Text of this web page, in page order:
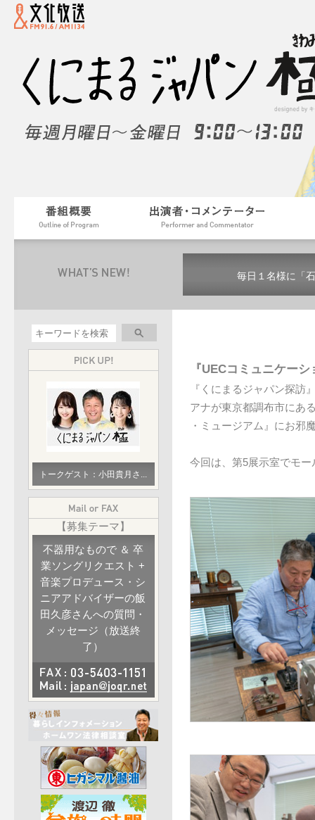
毎日１名様に「
『UECコミュニケー
『くにまるジャパン探訪
アナが東京都調布市にあ
・ミュージアム』にお邪
今回は、第5展示室でモ
トークゲスト：小田貴月さ...
【募集テーマ】
不器用なもので ＆ 卒
業ソングリクエスト +
音楽プロデュース・シ
ニアアドバイザーの飯
田久彦さんへの質問・
メッセージ（放送終
了）